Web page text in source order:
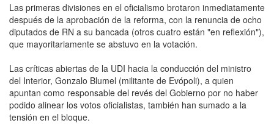
Las primeras divisiones en el oficialismo brotaron inmediatamente
después de la aprobación de la reforma, con la renuncia de ocho
diputados de RN a su bancada (otros cuatro están "en reflexión"),
que mayoritariamente se abstuvo en la votación.
Las críticas abiertas de la UDI hacia la conducción del ministro
del Interior, Gonzalo Blumel (militante de Evópoli), a quien
apuntan como responsable del revés del Gobierno por no haber
podido alinear los votos oficialistas, también han sumado a la
tensión en el bloque.